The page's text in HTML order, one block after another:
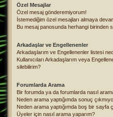
Özel Mesajlar
Özel mesaj gönderemiyorum!
İstemediğim özel mesajları almaya
Bu mesaj panosunda herhangi birinden
Arkadaşlar ve Engellenenler
Arkadaşlarım ve Engellenenler listesi
Kullanıcıları Arkadaşlarım veya
silebilirim?
Forumlarda Arama
Bir forumda ya da forumlarda nasıl
Neden arama yaptığımda sonuç
Neden arama yaptığımda boş bir sayfa
Üyeler için nasıl arama yaparım?